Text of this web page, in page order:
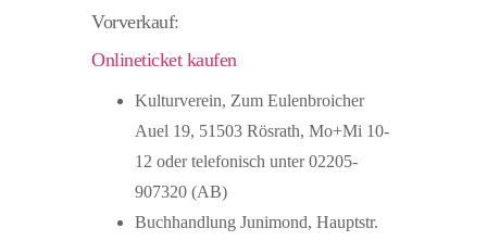
Vorverkauf:
Onlineticket kaufen
Kulturverein, Zum Eulenbroicher
Auel 19, 51503 Rösrath, Mo+Mi 10-
12 oder telefonisch unter 02205-
907320 (AB)
Buchhandlung Junimond, Hauptstr.